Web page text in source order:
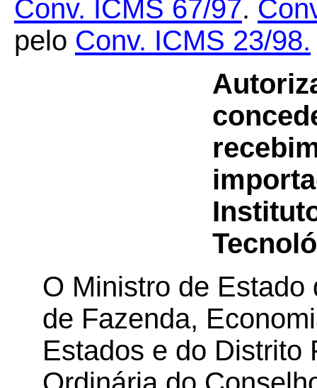
Conv. ICMS 67/97.
pelo Conv. ICMS 23/98.
O Ministro de
de Fazenda,
Estados e do Distrito